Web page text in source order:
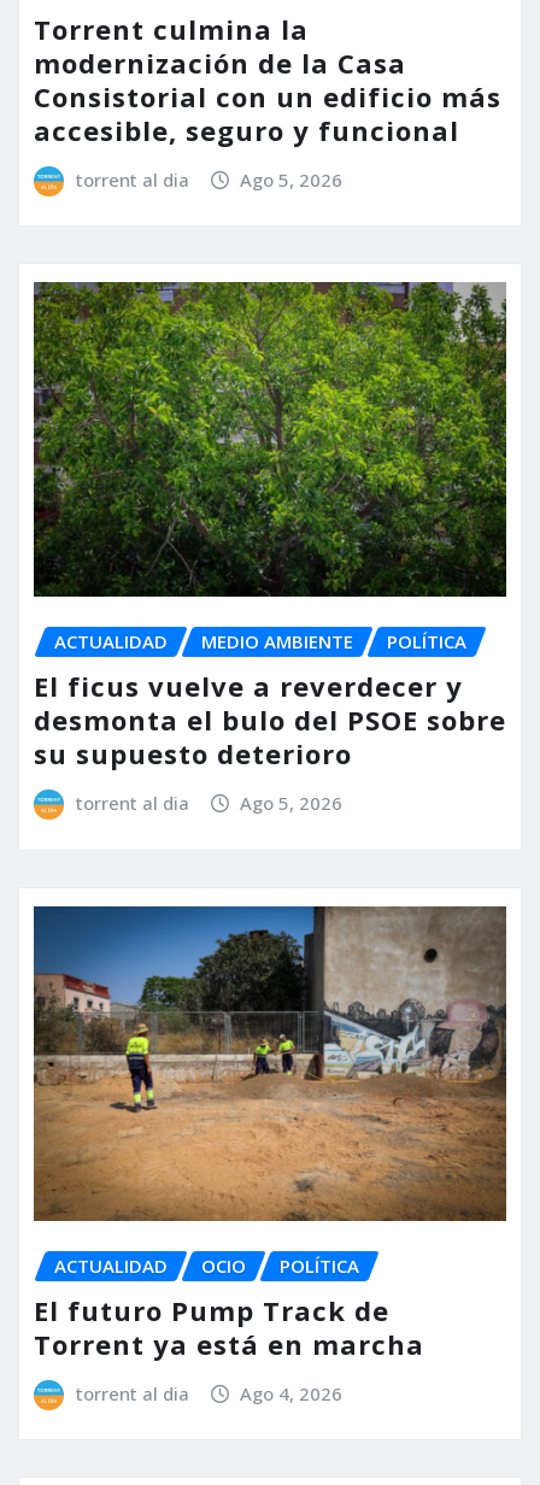
Torrent culmina la
modernización de la Casa
Consistorial con un edificio más
accesible, seguro y funcional
torrent al dia Ago 5, 2026
ACTUALIDAD MEDIO AMBIENTE POLÍTICA
El ficus vuelve a reverdecer y
desmonta el bulo del PSOE sobre
su supuesto deterioro
torrent al dia Ago 5, 2026
ACTUALIDAD OCIO POLÍTICA
El futuro Pump Track de
Torrent ya está en marcha
torrent al dia Ago 4, 2026